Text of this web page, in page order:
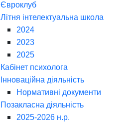
Євроклуб
Літня інтелектуальна школа
2024
2023
2025
Кабінет психолога
Інноваційна діяльність
Нормативні документи
Позакласна діяльність
2025-2026 н.р.